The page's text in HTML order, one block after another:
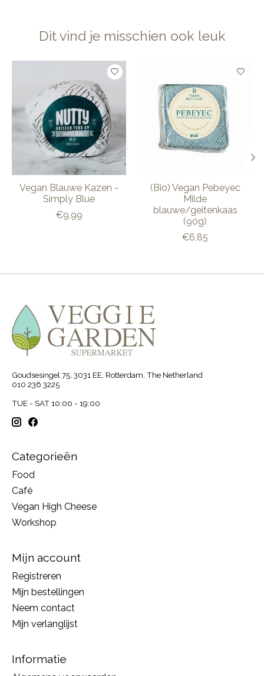
Dit vind je misschien ook leuk
Items van productcarrousel
Vegan Blauwe Kazen -
Simply Blue
€9,99
(Bio) Vegan Pebeyec
Milde
blauwe/geitenkaas
(90g)
€6,85
Goudsesingel 75, 3031 EE, Rotterdam, The Netherland
010 236 3225
TUE - SAT 10:00 - 19:00
Categorieën
Food
Café
Vegan High Cheese
Workshop
Mijn account
Registreren
Mijn bestellingen
Neem contact
Mijn verlanglijst
Informatie